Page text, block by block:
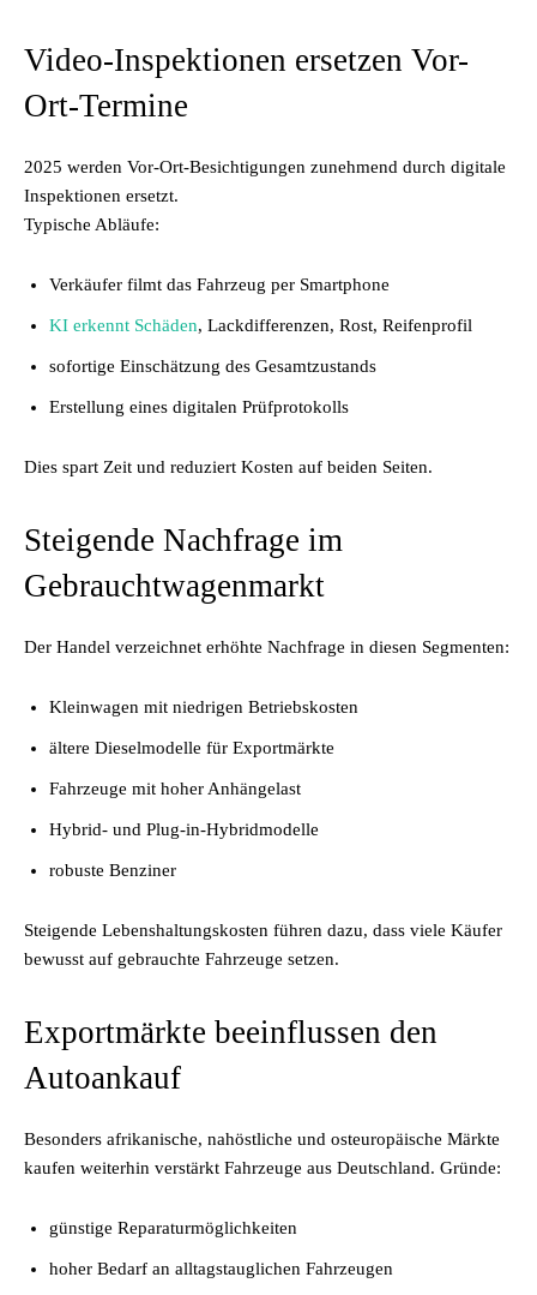
Video-Inspektionen ersetzen Vor-
Ort-Termine
2025 werden Vor-Ort-Besichtigungen zunehmend durch digitale
Inspektionen ersetzt.
Typische Abläufe:
Verkäufer filmt das Fahrzeug per Smartphone
KI erkennt Schäden, Lackdifferenzen, Rost, Reifenprofil
sofortige Einschätzung des Gesamtzustands
Erstellung eines digitalen Prüfprotokolls
Dies spart Zeit und reduziert Kosten auf beiden Seiten.
Steigende Nachfrage im
Gebrauchtwagenmarkt
Der Handel verzeichnet erhöhte Nachfrage in diesen Segmenten:
Kleinwagen mit niedrigen Betriebskosten
ältere Dieselmodelle für Exportmärkte
Fahrzeuge mit hoher Anhängelast
Hybrid- und Plug-in-Hybridmodelle
robuste Benziner
Steigende Lebenshaltungskosten führen dazu, dass viele Käufer
bewusst auf gebrauchte Fahrzeuge setzen.
Exportmärkte beeinflussen den
Autoankauf
Besonders afrikanische, nahöstliche und osteuropäische Märkte
kaufen weiterhin verstärkt Fahrzeuge aus Deutschland. Gründe:
günstige Reparaturmöglichkeiten
hoher Bedarf an alltagstauglichen Fahrzeugen